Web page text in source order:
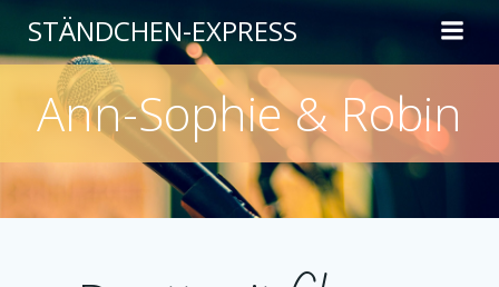
Inhalt
springen
STÄNDCHEN-EXPRESS
Ann-Sophie & Robin